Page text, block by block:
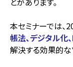
本セミナーでは、
帳法、デジタル化、
解決する効果的な